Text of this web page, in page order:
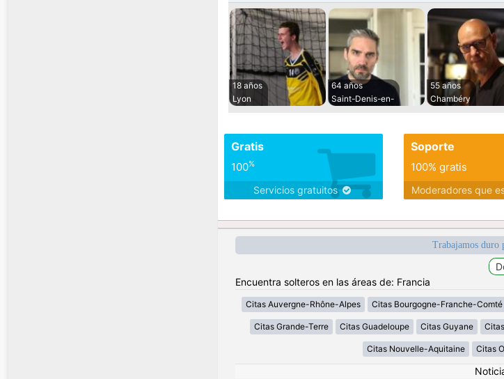
18 años
Lyon
64 años
Saint-Denis-en-
55 años
Chambéry
Gratis
100%
Servicios gratuitos
Soporte
100% gratis
Moderadores que
Trabajamos duro
Encuentra solteros en las áreas de: Francia
Citas Auvergne-Rhône-Alpes Citas Bourgogne-Franche-Comté
Citas Grande-Terre Citas Guadeloupe Citas Guyane
Citas Nouvelle-Aquitaine Citas